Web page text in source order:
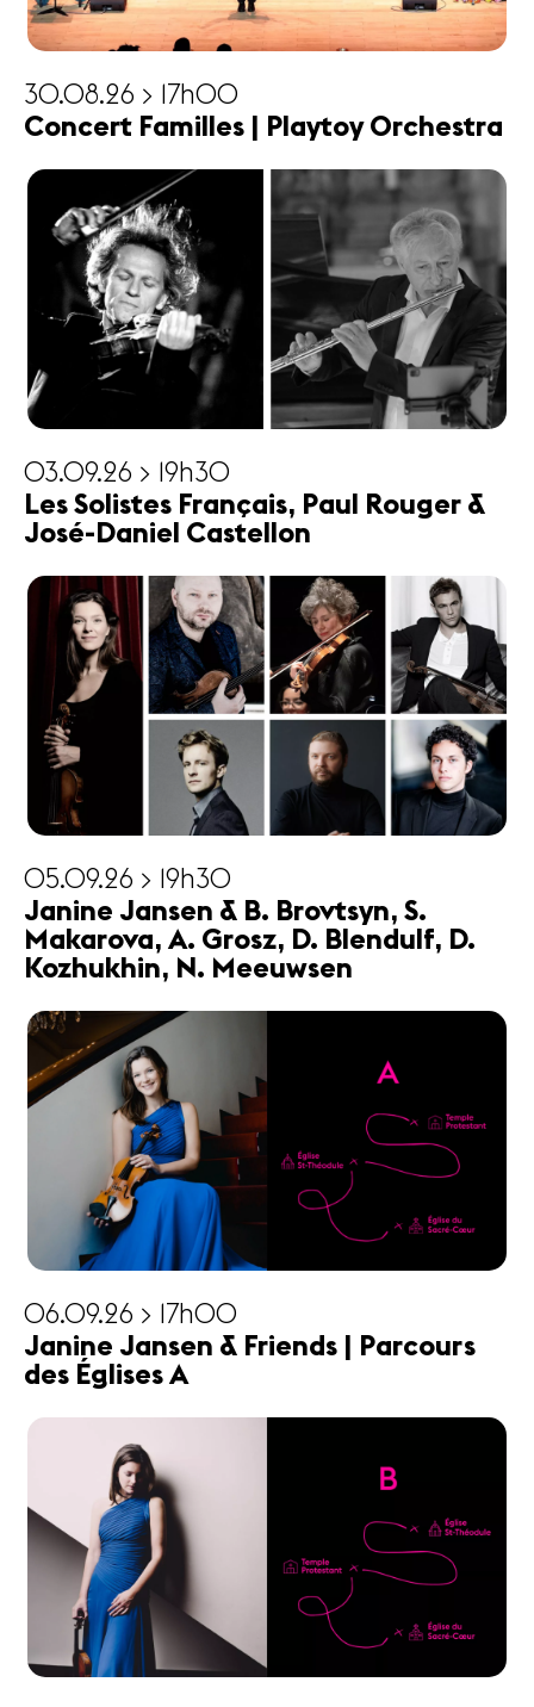
30.08.26 > 17h00
Concert Familles | Playtoy Orchestra
03.09.26 > 19h30
Les Solistes Français, Paul Rouger &
José-Daniel Castellon
05.09.26 > 19h30
Janine Jansen & B. Brovtsyn, S.
Makarova, A. Grosz, D. Blendulf, D.
Kozhukhin, N. Meeuwsen
06.09.26 > 17h00
Janine Jansen & Friends | Parcours
des Églises A